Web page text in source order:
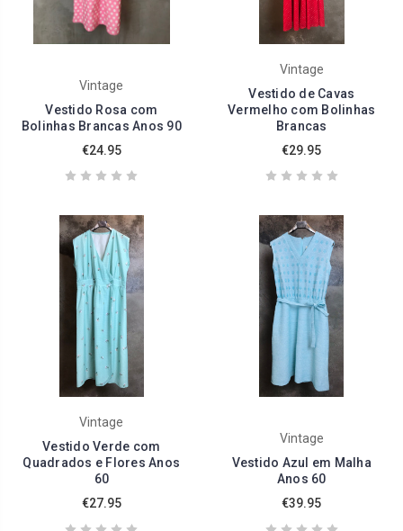
Vintage
Vestido Rosa com
Bolinhas Brancas Anos 90
€24.95
Vintage
Vestido de Cavas
Vermelho com Bolinhas
Brancas
€29.95
Vintage
Vestido Verde com
Quadrados e Flores Anos
60
€27.95
Vintage
Vestido Azul em Malha
Anos 60
€39.95